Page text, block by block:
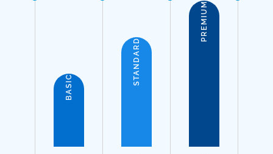
BASIC
STANDARD
PREMIUM